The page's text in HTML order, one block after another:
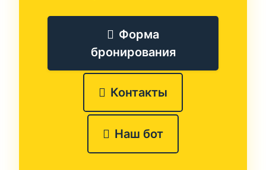
Форма
бронирования
Контакты
Наш бот